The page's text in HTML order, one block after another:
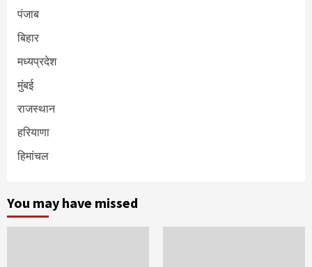
पंजाब
बिहार
मध्यप्रदेश
मुंबई
राजस्थान
हरियाणा
हिमांचल
You may have missed